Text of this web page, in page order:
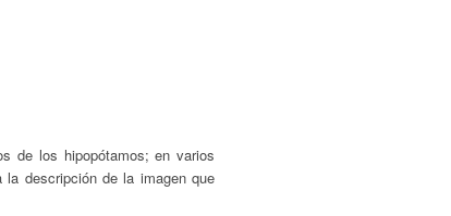
de los hipopótamos; en varios
descripción de la imagen que